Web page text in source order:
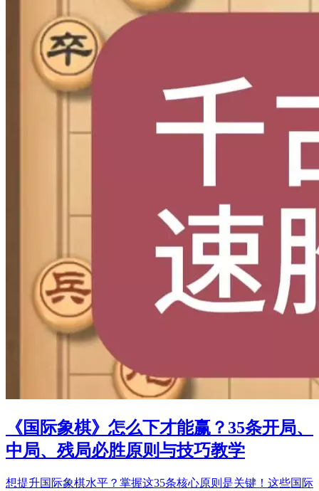
《国际象棋》怎么下才能赢？35条开局、
中局、残局必胜原则与技巧教学
想提升国际象棋水平？掌握这35条核心原则是关键！这些国际